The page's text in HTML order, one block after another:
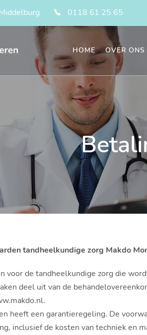
0118 61 25 65
HOME OVER ONS
tandheelkundige zorg Makdo
voor de tandheelkundige zorg die
deel uit van de
heeft een garantieregeling. De
inclusief de kosten van techniek en